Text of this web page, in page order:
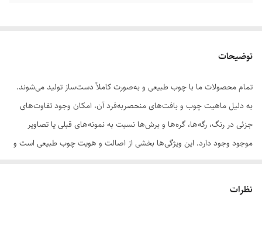
توضیحات
تمام محصولات ما با چوب طبیعی و به‌صورت کاملاً دست‌ساز تولید می‌شوند.
به دلیل ماهیت چوب و بافت‌های منحصر‌به‌فرد آن، امکان وجود تفاوت‌های
جزئی در رنگ، رگه‌ها، گره‌ها و برش‌ها نسبت به نمونه‌های قبلی یا تصاویر
موجود وجود دارد. این ویژگی‌ها بخشی از اصالت و هویت چوب طبیعی است و
نظرات